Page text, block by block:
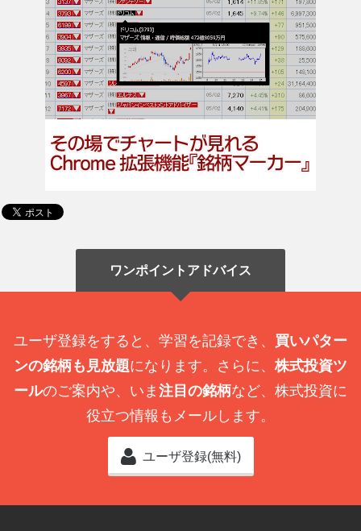
ワンポイントアドバイス
ユーザ登録をすると、学習を記録でき、 買いパター
ンの銘柄も見放題になります。さらに、 株式投資ツ
ールのご案内や、いま 注目の銘柄など、株式投資に
役立つ情報もメールします。
ユーザ登録(無料)